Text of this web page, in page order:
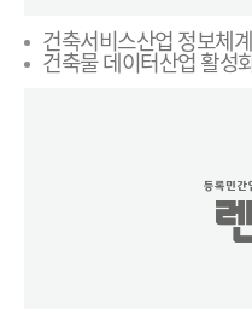
건축서비스산업 정보체계
건축물 데이터산업 활성